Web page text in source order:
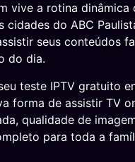
vive a rotina dinâmica
cidades do ABC
seus conteúdos
do dia.
teste IPTV gratuito
forma de assistir TV
qualidade de
para toda a